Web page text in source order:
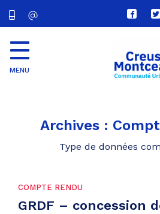
Lien
vers
compte
MENU
Archives :
Type de données
COMPTE RENDU
GRDF – concession